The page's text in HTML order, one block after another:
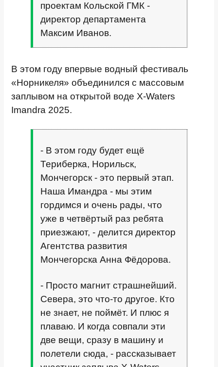
проектам Кольской ГМК -
директор департамента
Максим Иванов.
В этом году впервые водный фестиваль
«Норникеля» объединился с массовым
заплывом на открытой воде X-Waters
Imandra 2025.
- В этом году будет ещё
Териберка, Норильск,
Мончегорск - это первый этап.
Наша Имандра - мы этим
гордимся и очень рады, что
уже в четвёртый раз ребята
приезжают, - делится директор
Агентства развития
Мончегорска Анна Фёдорова.
- Просто магнит страшнейший.
Севера, это что-то другое. Кто
не знает, не поймёт. И плюс я
плаваю. И когда совпали эти
две вещи, сразу в машину и
полетели сюда, - рассказывает